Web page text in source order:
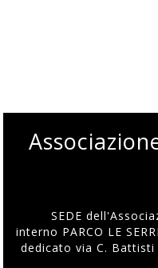
SEDE
interno PARCO LE
dedicato via C.